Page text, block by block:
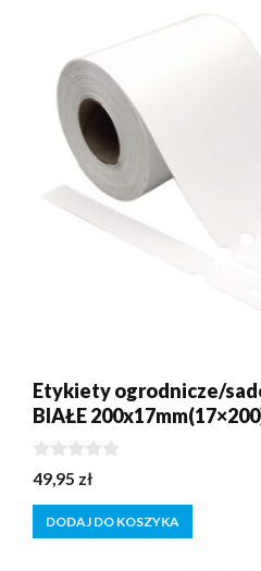
Etykiety ogrodnicze/
BIAŁE
0
z
5
49,95 zł
DODAJ DO KOSZYKA